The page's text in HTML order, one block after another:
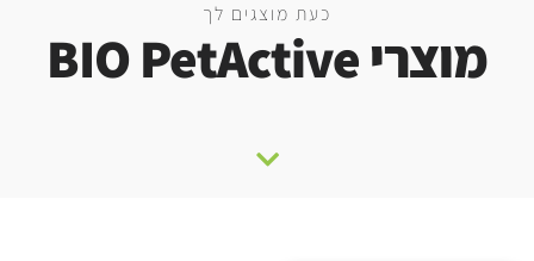
כעת מוצגים לך
מוצרי BIO PetActive